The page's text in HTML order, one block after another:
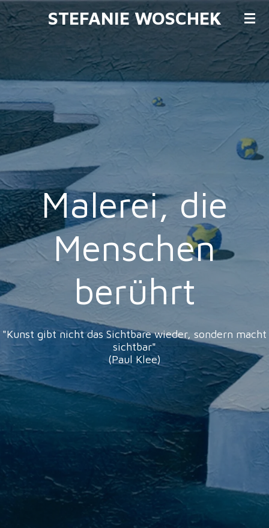
Zum
Hauptinhalt
STEFANIE WOSCHEK
Malerei, die
Menschen
berührt
"Kunst gibt nicht das Sichtbare wieder, sondern macht
sichtbar"
(Paul Klee)